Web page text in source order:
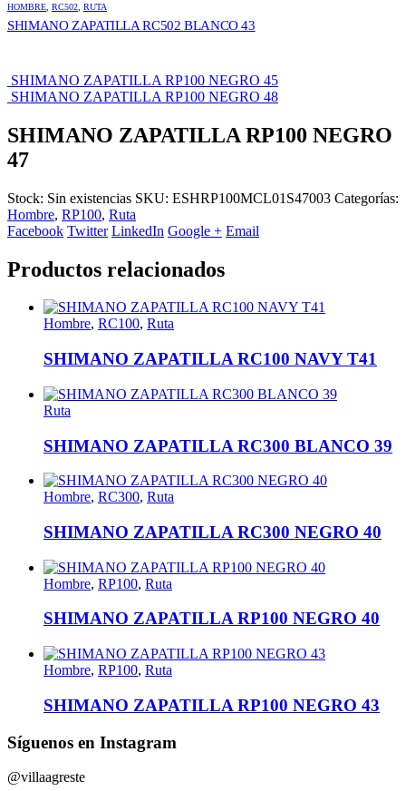
HOMBRE RC502 RUTA
SHIMANO ZAPATILLA RC502 BLANCO 43
SHIMANO ZAPATILLA RP100 NEGRO 45
SHIMANO ZAPATILLA RP100 NEGRO 48
SHIMANO ZAPATILLA RP100 NEGRO
47
Stock: Sin existencias SKU: ESHRP100MCL01S47003 Categorías:
Hombre, RP100, Ruta
Facebook Twitter LinkedIn Google + Email
Productos relacionados
Hombre, RC100, Ruta
SHIMANO ZAPATILLA RC100 NAVY T41
Ruta
SHIMANO ZAPATILLA RC300 BLANCO 39
Hombre, RC300, Ruta
SHIMANO ZAPATILLA RC300 NEGRO 40
Hombre, RP100, Ruta
SHIMANO ZAPATILLA RP100 NEGRO 40
Hombre, RP100, Ruta
SHIMANO ZAPATILLA RP100 NEGRO 43
Síguenos en Instagram
@villaagreste